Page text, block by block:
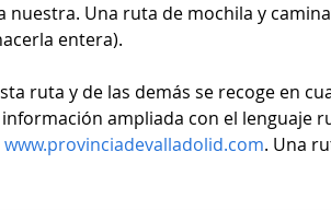
nuestra. Una ruta de mochila y
entera).
ruta y de las demás se recoge en
ampliada con el lenguaje
www.provinciadevalladolid.com. Una